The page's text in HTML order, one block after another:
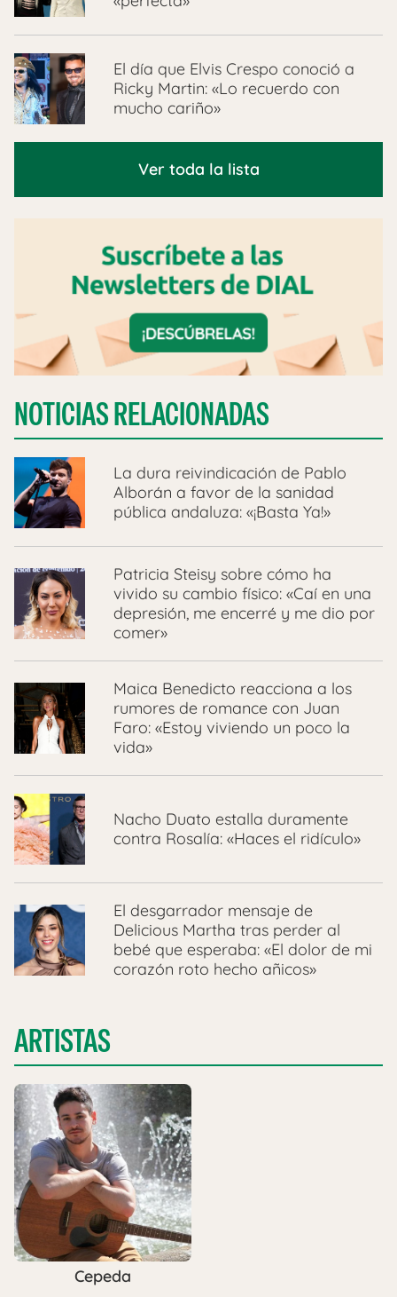
El día que Elvis Crespo conoció a
Ricky Martin: «Lo recuerdo con
mucho cariño»
Ver toda la lista
NOTICIAS RELACIONADAS
La dura reivindicación de Pablo
Alborán a favor de la sanidad
pública andaluza: «¡Basta Ya!»
Patricia Steisy sobre cómo ha
vivido su cambio físico: «Caí en una
depresión, me encerré y me dio por
comer»
Maica Benedicto reacciona a los
rumores de romance con Juan
Faro: «Estoy viviendo un poco la
vida»
Nacho Duato estalla duramente
contra Rosalía: «Haces el ridículo»
El desgarrador mensaje de
Delicious Martha tras perder al
bebé que esperaba: «El dolor de mi
corazón roto hecho añicos»
ARTISTAS
Cepeda